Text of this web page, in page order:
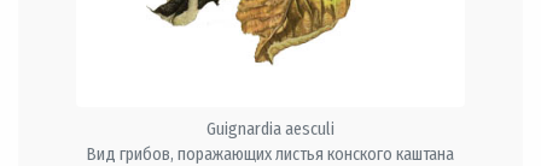
Guignardia aesculi
Вид грибов, поражающих листья конского каштана